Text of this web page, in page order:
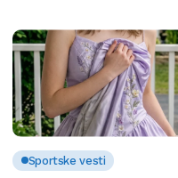
Sportske vesti